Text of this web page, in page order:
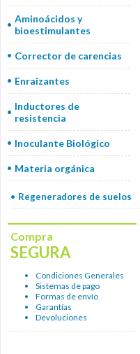
Aminoácidos y
bioestimulantes
Corrector de carencias
Enraizantes
Inductores de
resistencia
Inoculante Biológico
Materia orgánica
Regeneradores de suelos
Compra
SEGURA
Condiciones Generales
Sistemas de pago
Formas de envío
Garantías
Devoluciones